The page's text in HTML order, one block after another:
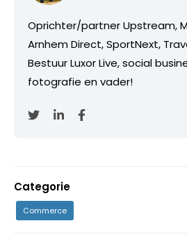
Oprichter/partner Upstream,
Arnhem Direct, SportNext,
Bestuur Luxor Live, social
fotografie en vader!
Categorie
Commerce